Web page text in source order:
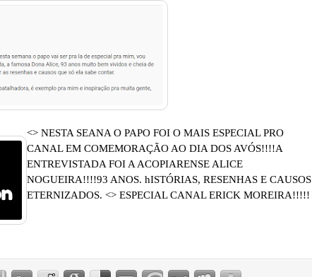
<> NESTA SEANA O PAPO FOI O MAIS ESPECIAL PRO
CANAL EM COMEMORAÇÃO AO DIA DOS AVÓS!!!!A
ENTREVISTADA FOI A ACOPIARENSE ALICE
NOGUEIRA!!!!93 ANOS. hISTÓRIAS, RESENHAS E CAUSOS
ETERNIZADOS. <> ESPECIAL CANAL ERICK MOREIRA!!!!!